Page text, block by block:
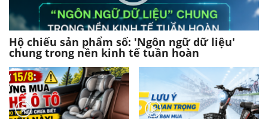
Hộ chiếu sản phẩm số: 'Ngôn ngữ dữ liệu'
chung trong nền kinh tế tuần hoàn